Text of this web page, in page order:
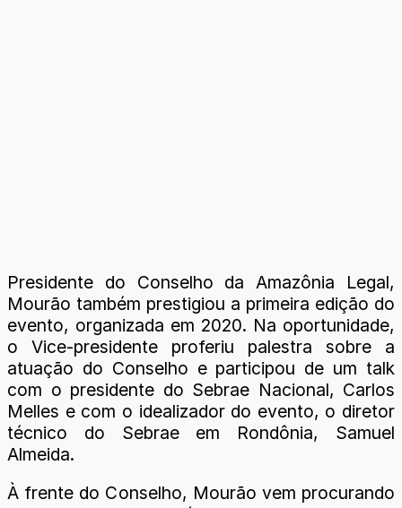
Presidente do Conselho da Amazônia Legal,
Mourão também prestigiou a primeira edição do
evento, organizada em 2020. Na oportunidade,
o Vice-presidente proferiu palestra sobre a
atuação do Conselho e participou de um talk
com o presidente do Sebrae Nacional, Carlos
Melles e com o idealizador do evento, o diretor
técnico do Sebrae em Rondônia, Samuel
Almeida.
À frente do Conselho, Mourão vem procurando